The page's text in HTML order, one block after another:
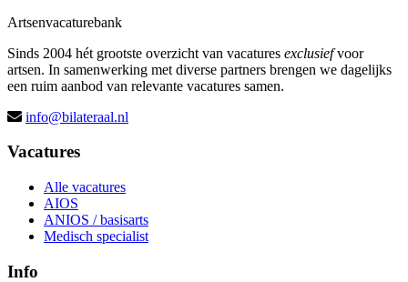
Artsenvacaturebank
Sinds 2004 hét grootste overzicht van vacatures exclusiefvoor
artsen. In samenwerking met diverse partners brengen we dagelijks
een ruim aanbod van relevante vacatures samen.
info@bilateraal.nl
Vacatures
Alle vacatures
AIOS
ANIOS / basisarts
Medisch specialist
Info